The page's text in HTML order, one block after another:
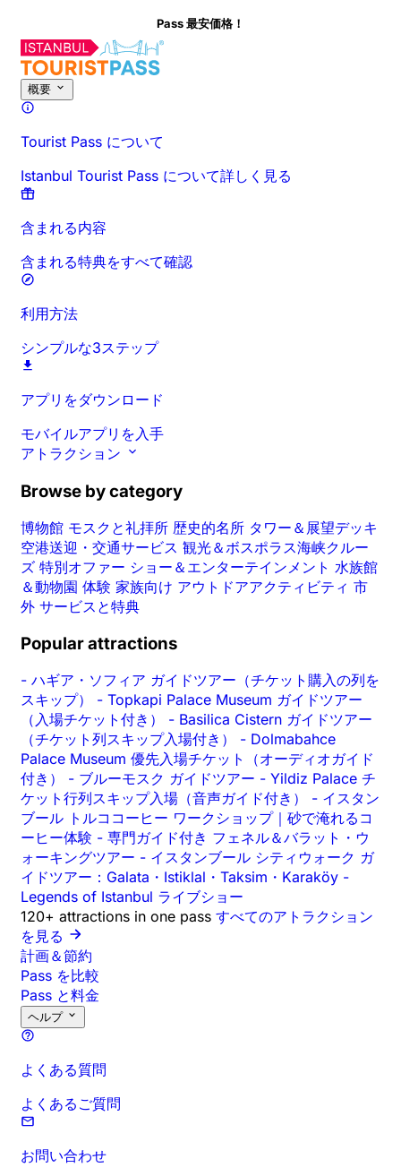
Pass 最安価格！
概要
Tourist Pass について
Istanbul Tourist Pass について詳しく見る
含まれる内容
含まれる特典をすべて確認
利用方法
シンプルな3ステップ
アプリをダウンロード
モバイルアプリを入手
アトラクション
Browse by category
博物館 モスクと礼拝所 歴史的名所 タワー＆展望デッキ
空港送迎・交通サービス 観光＆ボスポラス海峡クルー
ズ 特別オファー ショー＆エンターテインメント 水族館
＆動物園 体験 家族向け アウトドアアクティビティ 市
外 サービスと特典
Popular attractions
- ハギア・ソフィア ガイドツアー（チケット購入の列を
スキップ） - Topkapi Palace Museum ガイドツアー
（入場チケット付き） - Basilica Cistern ガイドツアー
（チケット列スキップ入場付き） - Dolmabahce
Palace Museum 優先入場チケット（オーディオガイド
付き） - ブルーモスク ガイドツアー - Yildiz Palace チ
ケット行列スキップ入場（音声ガイド付き） - イスタン
ブール トルココーヒー ワークショップ｜砂で淹れるコ
ーヒー体験 - 専門ガイド付き フェネル＆バラット・ウ
ォーキングツアー - イスタンブール シティウォーク ガ
イドツアー：Galata・Istiklal・Taksim・Karaköy -
Legends of Istanbul ライブショー
120+ attractions in one pass すべてのアトラクション
を見る
計画＆節約
Pass を比較
Pass と料金
ヘルプ
よくある質問
よくあるご質問
お問い合わせ
このアクティビティについて 概要 時間と所要時間